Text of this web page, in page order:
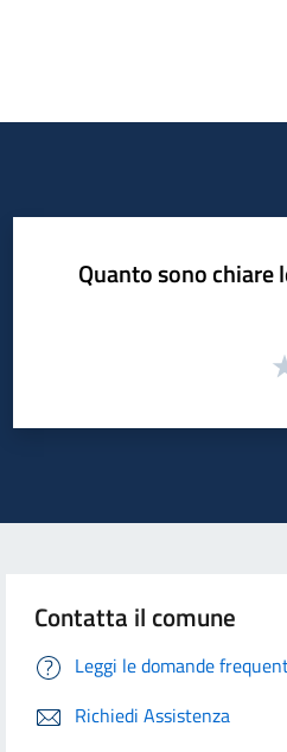
Quanto sono chiare
Contatta il comune
Leggi le domande
Richiedi Assistenza